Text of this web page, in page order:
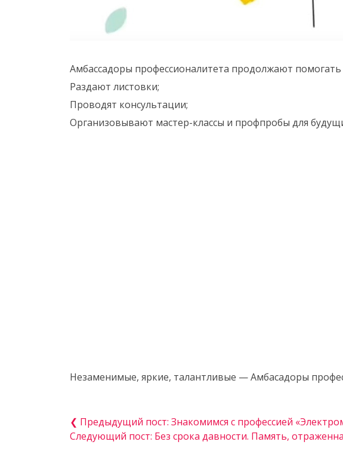
Амбассадоры профессионалитета продолжают
Раздают листовки;
Проводят консультации;
Организовывают мастер-классы и профпробы для
Незаменимые, яркие, талантливые — Амбасадоры
❮ Предыдущий пост: Знакомимся с профессией
Следующий пост: Без срока давности. Память,